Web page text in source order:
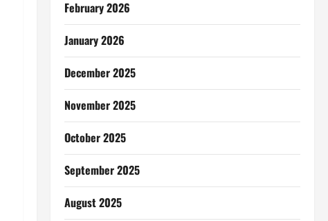
February 2026
January 2026
December 2025
November 2025
October 2025
September 2025
August 2025